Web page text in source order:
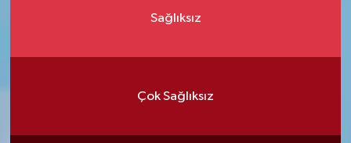
Sağlıksız
Çok Sağlıksız